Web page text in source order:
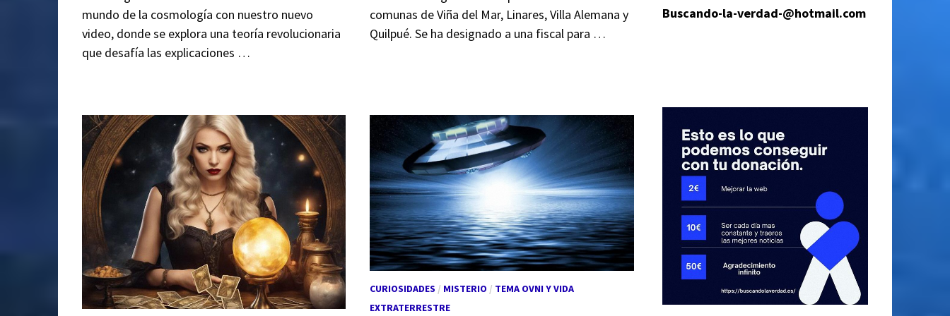
mundo de la cosmología con nuestro nuevo
video, donde se explora una teoría revolucionaria
que desafía las explicaciones …
comunas de Viña del Mar, Linares, Villa Alemana y
Quilpué. Se ha designado a una fiscal para …
CURIOSIDADES / MISTERIO / TEMA OVNI Y VIDA
EXTRATERRESTRE
Buscando-la-verdad-@hotmail.com